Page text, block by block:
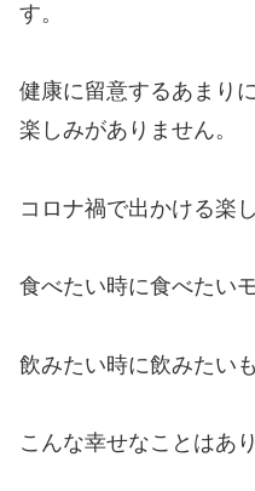
す。
健康に留意するあまり
楽しみがありません。
コロナ禍で出かける楽
食べたい時に食べたい
飲みたい時に飲みたい
こんな幸せなことはあ